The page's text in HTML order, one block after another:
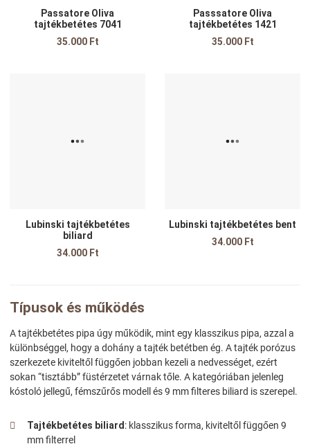
Passatore Oliva
tajtékbetétes 7041
35.000 Ft
Passsatore Oliva
tajtékbetétes 1421
35.000 Ft
Lubinski tajtékbetétes
biliard
34.000 Ft
Lubinski tajtékbetétes bent
34.000 Ft
Típusok és működés
A tajtékbetétes pipa úgy működik, mint egy klasszikus pipa, azzal a
különbséggel, hogy a dohány a tajték betétben ég. A tajték porózus
szerkezete kiviteltől függően jobban kezeli a nedvességet, ezért
sokan “tisztább” füstérzetet várnak tőle. A kategóriában jelenleg
kóstoló jellegű, fémszűrős modell és 9 mm filteres biliard is szerepel.
Tajtékbetétes biliard : klasszikus forma, kiviteltől függően 9
mm filterrel